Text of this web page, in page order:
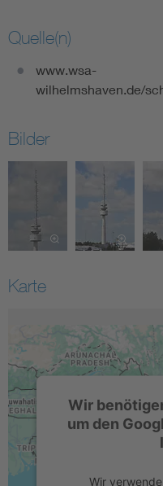
Quelle(n)
www.wsa-
wilhelmshaven.de/
Bilder
Karte
Wir
um den
Wir